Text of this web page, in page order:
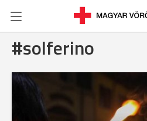
#solferino